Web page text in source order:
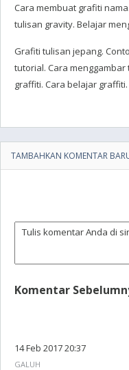
Cara membuat grafiti
tulisan gravity. Belajar
Grafiti tulisan jepang.
tutorial. Cara
graffiti. Cara belajar graffiti.
TAMBAHKAN KOMENTAR
Komentar
14 Feb 2017 20:37
GALUH